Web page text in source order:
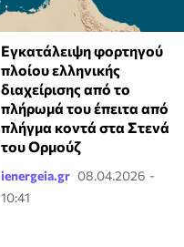
Εγκατάλειψη φορτηγού
πλοίου ελληνικής
διαχείρισης από το
πλήρωμά του έπειτα από
πλήγμα κοντά στα Στενά
του Ορμούζ
ienergeia.gr 08.04.2026 -
10:41